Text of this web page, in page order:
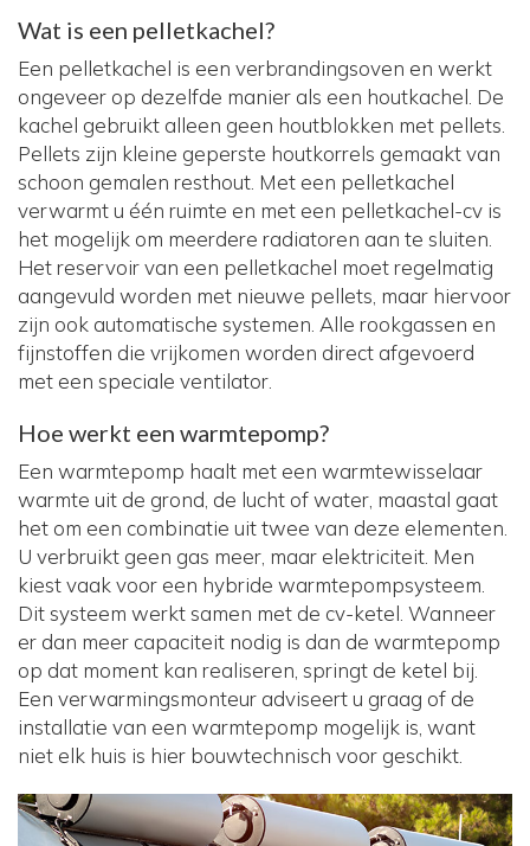
Wat is een pelletkachel?
Een pelletkachel is een verbrandingsoven en werkt
ongeveer op dezelfde manier als een houtkachel. De
kachel gebruikt alleen geen houtblokken met pellets.
Pellets zijn kleine geperste houtkorrels gemaakt van
schoon gemalen resthout. Met een pelletkachel
verwarmt u één ruimte en met een pelletkachel-cv is
het mogelijk om meerdere radiatoren aan te sluiten.
Het reservoir van een pelletkachel moet regelmatig
aangevuld worden met nieuwe pellets, maar hiervoor
zijn ook automatische systemen. Alle rookgassen en
fijnstoffen die vrijkomen worden direct afgevoerd
met een speciale ventilator.
Hoe werkt een warmtepomp?
Een warmtepomp haalt met een warmtewisselaar
warmte uit de grond, de lucht of water, maastal gaat
het om een combinatie uit twee van deze elementen.
U verbruikt geen gas meer, maar elektriciteit. Men
kiest vaak voor een hybride warmtepompsysteem.
Dit systeem werkt samen met de cv-ketel. Wanneer
er dan meer capaciteit nodig is dan de warmtepomp
op dat moment kan realiseren, springt de ketel bij.
Een verwarmingsmonteur adviseert u graag of de
installatie van een warmtepomp mogelijk is, want
niet elk huis is hier bouwtechnisch voor geschikt.